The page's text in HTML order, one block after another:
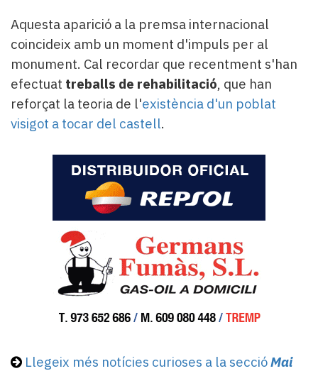
Aquesta aparició a la premsa internacional
coincideix amb un moment d'impuls per al
monument. Cal recordar que recentment s'han
efectuat treballs de rehabilitació, que han
reforçat la teoria de l'existència d'un poblat
visigot a tocar del castell.
Llegeix més notícies curioses a la seccióMai